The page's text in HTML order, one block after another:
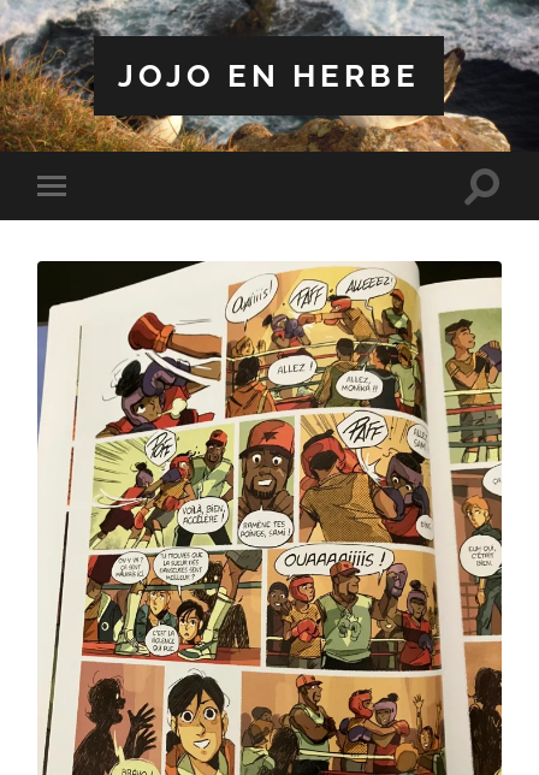
JOJO EN HERBE
Toggle
mobile
Toggle